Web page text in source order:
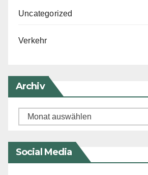
Uncategorized
Verkehr
Archiv
Archiv
Social Media